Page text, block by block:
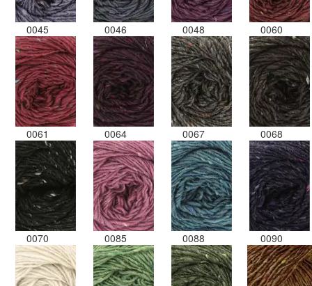
0045 0046 0048 0060
0061 0064 0067 0068
0070 0085 0088 0090